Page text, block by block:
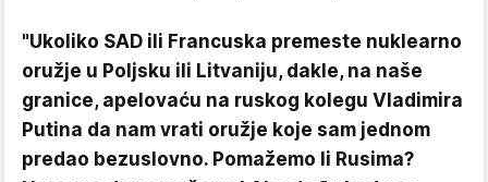
"Ukoliko SAD ili Francuska premeste nuklearno
oružje u Poljsku ili Litvaniju, dakle, na naše
granice, apelovaću na ruskog kolegu Vladimira
Putina da nam vrati oružje koje sam jednom
predao bezuslovno. Pomažemo li Rusima?